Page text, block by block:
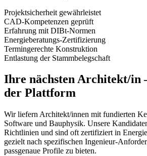
Projektsicherheit gewährleistet
CAD-Kompetenzen geprüft
Erfahrung mit DIBt-Normen
Energieberatungs-Zertifizierung
Termingerechte Konstruktion
Entlastung der Stammbelegschaft
Ihre nächstenArchitekt/in
der Plattform
Wir liefern Architekt/innen mit fundierten
Software und Bauphysik. Unsere
Richtlinien und sind oft zertifiziert in
gezielt nach spezifischen Ingenieur-
passgenaue Profile zu bieten.